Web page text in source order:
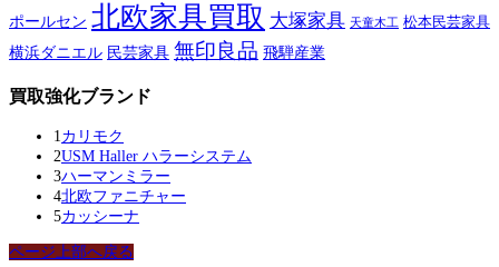
ポールセン 北欧家具買取 大塚家具 天童木工 松本民芸家具
横浜ダニエル 民芸家具 無印良品 飛騨産業
買取強化ブランド
1 カリモク
2USM Haller ハラーシステム
3ハーマンミラー
4北欧ファニチャー
5カッシーナ
ページ上部へ戻る